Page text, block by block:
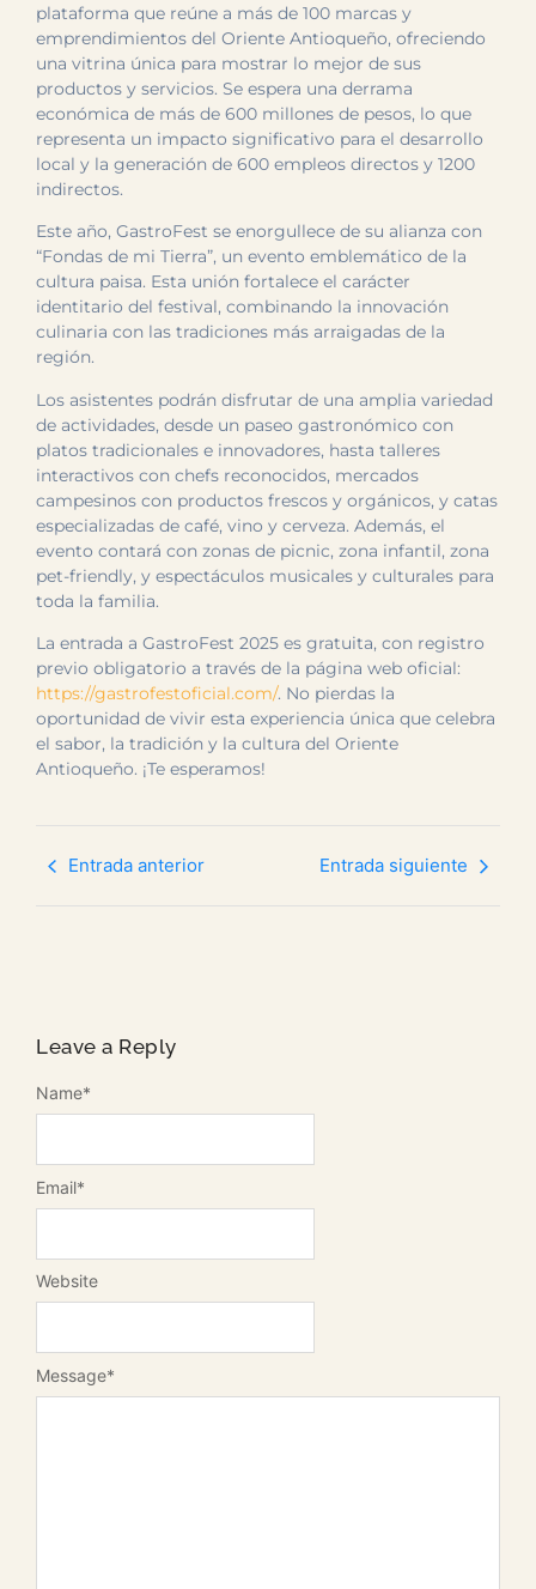
plataforma que reúne a más de 100 marcas y
emprendimientos del Oriente Antioqueño, ofreciendo
una vitrina única para mostrar lo mejor de sus
productos y servicios. Se espera una derrama
económica de más de 600 millones de pesos, lo que
representa un impacto significativo para el desarrollo
local y la generación de 600 empleos directos y 1200
indirectos.
Este año, GastroFest se enorgullece de su alianza con
“Fondas de mi Tierra”, un evento emblemático de la
cultura paisa. Esta unión fortalece el carácter
identitario del festival, combinando la innovación
culinaria con las tradiciones más arraigadas de la
región.
Los asistentes podrán disfrutar de una amplia variedad
de actividades, desde un paseo gastronómico con
platos tradicionales e innovadores, hasta talleres
interactivos con chefs reconocidos, mercados
campesinos con productos frescos y orgánicos, y catas
especializadas de café, vino y cerveza. Además, el
evento contará con zonas de picnic, zona infantil, zona
pet-friendly, y espectáculos musicales y culturales para
toda la familia.
La entrada a GastroFest 2025 es gratuita, con registro
previo obligatorio a través de la página web oficial:
https://gastrofestoficial.com/. No pierdas la
oportunidad de vivir esta experiencia única que celebra
el sabor, la tradición y la cultura del Oriente
Antioqueño. ¡Te esperamos!
Entrada anterior Entrada siguiente
Leave a Reply
Message*
Name*
Email*
Website